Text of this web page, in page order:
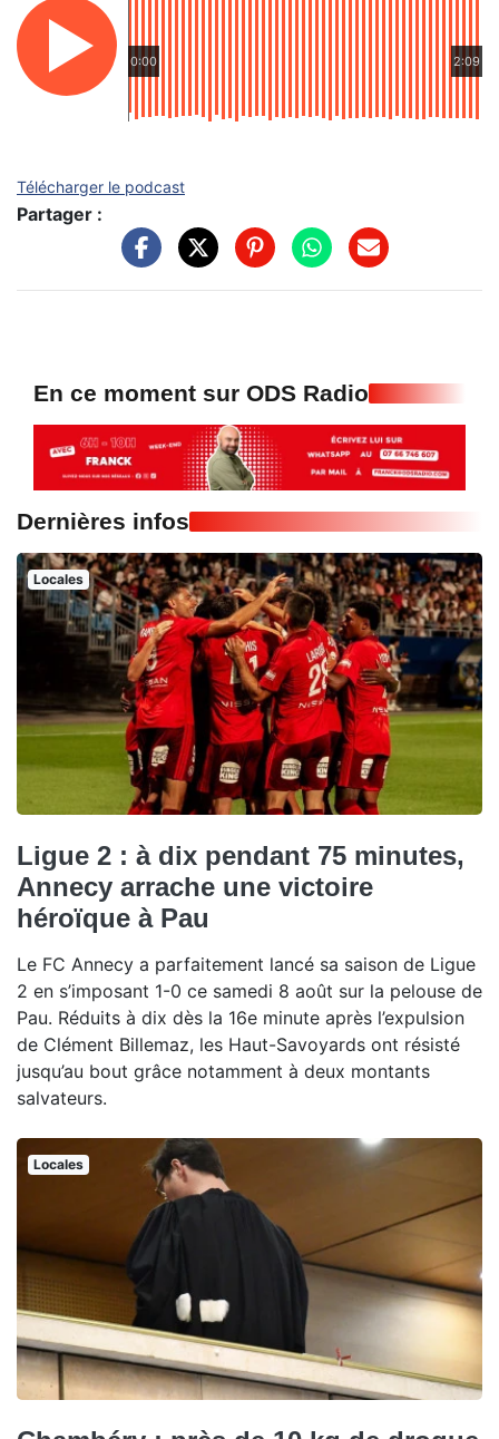
0:00 2:09
Télécharger le podcast
Partager :
En ce moment sur ODS Radio
Dernières infos
Locales
Ligue 2 : à dix pendant 75 minutes,
Annecy arrache une victoire
héroïque à Pau
Le FC Annecy a parfaitement lancé sa saison de Ligue
2 en s’imposant 1-0 ce samedi 8 août sur la pelouse de
Pau. Réduits à dix dès la 16e minute après l’expulsion
de Clément Billemaz, les Haut-Savoyards ont résisté
jusqu’au bout grâce notamment à deux montants
salvateurs.
Locales